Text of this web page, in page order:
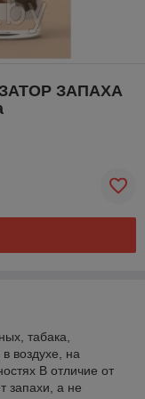
ЗАПАХА
табака,
воздухе, на
В отличие от
запахи, а не